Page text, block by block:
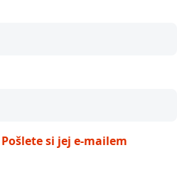
Pošlete si jej e-mailem